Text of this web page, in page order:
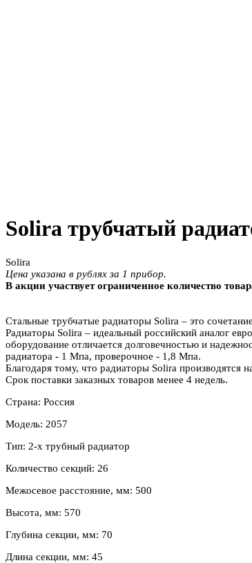
Solira трубчатый
Solira
Цена указана в рублях за 1 прибор.
В акции участвует ограниченное количество
Стальные трубчатые радиаторы Solira – это
Радиаторы Solira – идеальный российский аналог
оборудование отличается долговечностью и
радиатора - 1 Мпа, проверочное - 1,8 Мпа.
Благодаря тому, что радиаторы Solira производятся
Срок поставки заказных товаров менее 4 недель.
Страна: Россия
Модель: 2057
Тип: 2-х трубный радиатор
Количество секций: 26
Межосевое расстояние, мм: 500
Высота, мм: 570
Глубина секции, мм: 70
Длина секции, мм: 45